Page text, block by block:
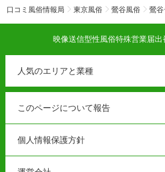
口コミ風俗情報局 東京風俗 鶯谷風俗 鶯
映像送信型性風俗特殊営業届出
人気のエリアと業種
このページについて報告
個人情報保護方針